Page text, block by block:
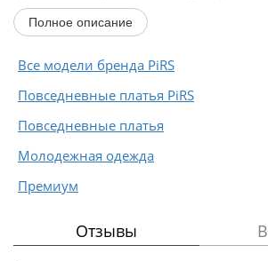
подкладке 100% вискоза,
Полное описание
Все модели бренда PiRS
Повседневные платья PiRS
Повседневные платья
Молодежная одежда
Премиум
Отзывы